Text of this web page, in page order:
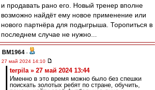
и продавать рано его. Новый тренер вполне
возможно найдёт ему новое применение или
нового партнёра для подыгрыша. Торопиться в
последнем случае не нужно...
BM1964 -
27 май 2024 14:10
terpila » 27 май 2024 13:44
Именно в это время можно было без спешки
поискать золотых ребят по стране, обучить,